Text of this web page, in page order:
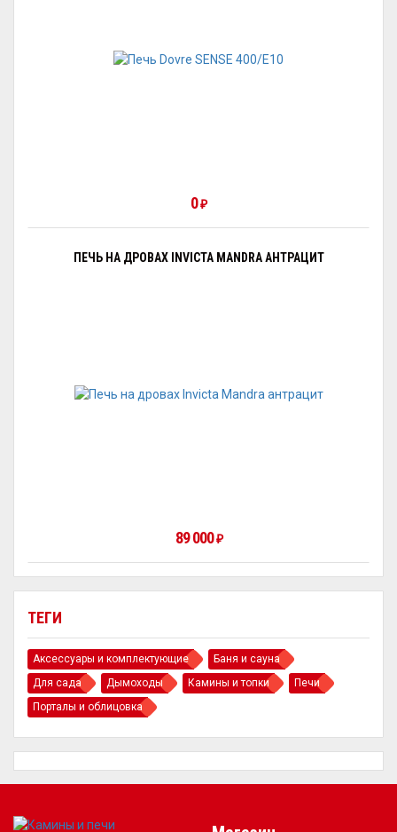
ТЕГИ
Аксессуары и комплектующие
Баня и сауна
Для сада
Дымоходы Камины и топки
Печи
Порталы и облицовка
0₽
ПЕЧЬ НА ДРОВАХ INVICTA MANDRA АНТРАЦИТ
89 000₽